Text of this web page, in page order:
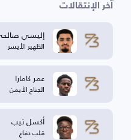
آخر الإنتقالات
إليسي
الظهير الأيسر
عمر كامارا
الجناح الأيمن
أكسل تيب
قلب دفاع